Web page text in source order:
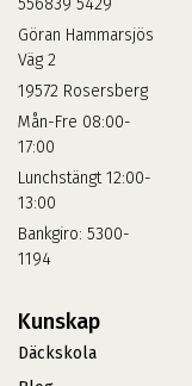
556839 5429
Göran Hammarsjös
Väg 2
19572 Rosersberg
Mån-Fre 08:00-
17:00
Lunchstängt 12:00-
13:00
Bankgiro: 5300-
1194
Kunskap
Däckskola